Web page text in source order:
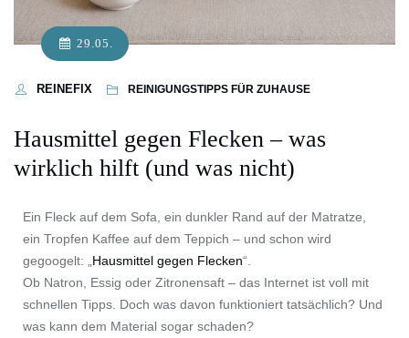
29.05.
REINEFIX REINIGUNGSTIPPS FÜR ZUHAUSE
Hausmittel gegen Flecken – was
wirklich hilft (und was nicht)
Ein Fleck auf dem Sofa, ein dunkler Rand auf der Matratze,
ein Tropfen Kaffee auf dem Teppich – und schon wird
gegoogelt: „ Hausmittel gegen Flecken“.
Ob Natron, Essig oder Zitronensaft – das Internet ist voll mit
schnellen Tipps. Doch was davon funktioniert tatsächlich? Und
was kann dem Material sogar schaden?